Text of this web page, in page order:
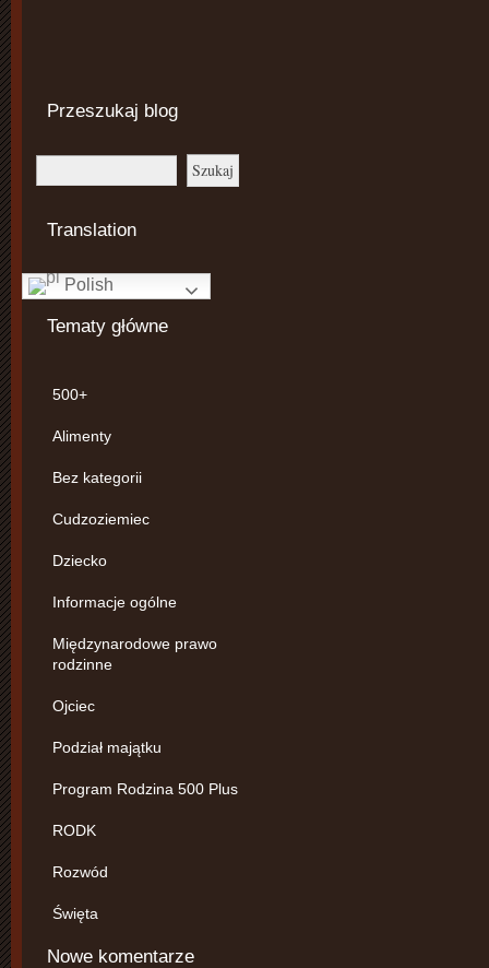
Przeszukaj blog
Translation
Polish
Tematy główne
500+
Alimenty
Bez kategorii
Cudzoziemiec
Dziecko
Informacje ogólne
Międzynarodowe prawo
rodzinne
Ojciec
Podział majątku
Program Rodzina 500 Plus
RODK
Rozwód
Święta
Nowe komentarze